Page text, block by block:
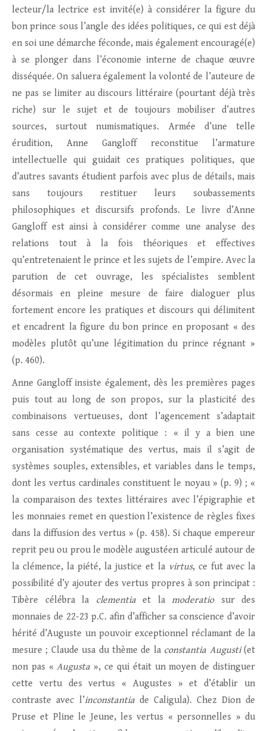
lecteur/la lectrice est invité(e) à considérer la figure du
bon prince sous l’angle des idées politiques, ce qui est déjà
en soi une démarche féconde, mais également encouragé(e)
à se plonger dans l’économie interne de chaque œuvre
disséquée. On saluera également la volonté de l’auteure de
ne pas se limiter au discours littéraire (pourtant déjà très
riche) sur le sujet et de toujours mobiliser d’autres
sources, surtout numismatiques. Armée d’une telle
érudition, Anne Gangloff reconstitue l’armature
intellectuelle qui guidait ces pratiques politiques, que
d’autres savants étudient parfois avec plus de détails, mais
sans toujours restituer leurs soubassements
philosophiques et discursifs profonds. Le livre d’Anne
Gangloff est ainsi à considérer comme une analyse des
relations tout à la fois théoriques et effectives
qu’entretenaient le prince et les sujets de l’empire. Avec la
parution de cet ouvrage, les spécialistes semblent
désormais en pleine mesure de faire dialoguer plus
fortement encore les pratiques et discours qui délimitent
et encadrent la figure du bon prince en proposant « des
modèles plutôt qu’une légitimation du prince régnant »
(p. 460).
Anne Gangloff insiste également, dès les premières pages
puis tout au long de son propos, sur la plasticité des
combinaisons vertueuses, dont l’agencement s’adaptait
sans cesse au contexte politique : « il y a bien une
organisation systématique des vertus, mais il s’agit de
systèmes souples, extensibles, et variables dans le temps,
dont les vertus cardinales constituent le noyau » (p. 9) ; «
la comparaison des textes littéraires avec l’épigraphie et
les monnaies remet en question l’existence de règles fixes
dans la diffusion des vertus » (p. 458). Si chaque empereur
reprit peu ou prou le modèle augustéen articulé autour de
la clémence, la piété, la justice et la virtus, ce fut avec la
possibilité d’y ajouter des vertus propres à son principat :
Tibère célébra la clementia et la moderatio sur des
monnaies de 22-23 p.C. afin d’afficher sa conscience d’avoir
hérité d’Auguste un pouvoir exceptionnel réclamant de la
mesure ; Claude usa du thème de la constantia Augusti(et
non pas «Augusta », ce qui était un moyen de distinguer
cette vertu des vertus « Augustes » et d’établir un
contraste avec l’inconstantiade Caligula). Chez Dion de
Pruse et Pline le Jeune, les vertus « personnelles » du